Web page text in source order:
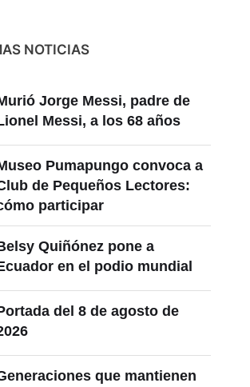
NOTICIAS
Jorge Messi, padre de
Messi, a los 68 años
Pumapungo convoca a
de Pequeños Lectores:
participar
Quiñónez pone a
en el podio mundial
del 8 de agosto de
que mantienen